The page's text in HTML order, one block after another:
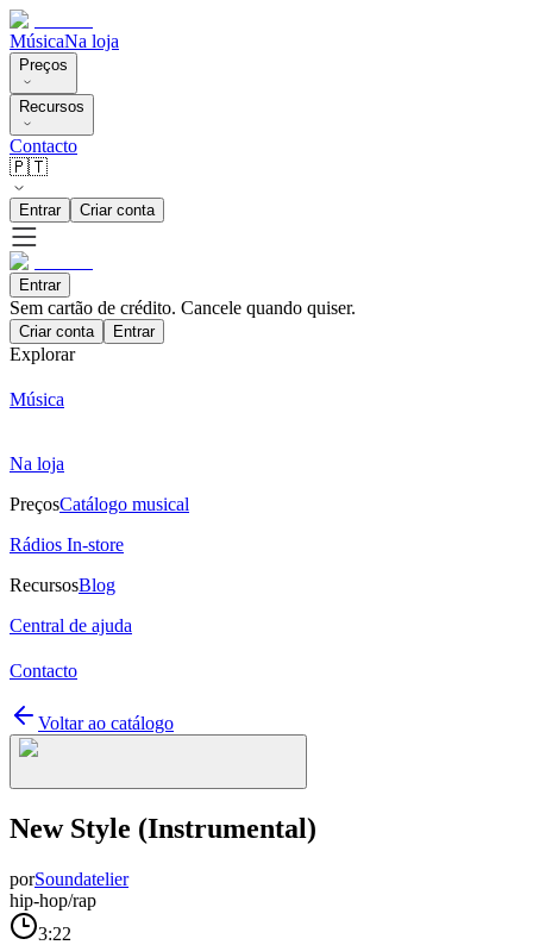
MúsicaNa loja
Preços
Recursos
Contacto
🇵🇹
Entrar Criar conta
Entrar
Sem cartão de crédito. Cancele quando quiser.
Criar conta Entrar
Explorar
Música
Na loja
PreçosCatálogo musical
Rádios In-store
RecursosBlog
Central de ajuda
Contacto
Voltar ao catálogo
New Style (Instrumental)
porSoundatelier
hip-hop/rap
3:22